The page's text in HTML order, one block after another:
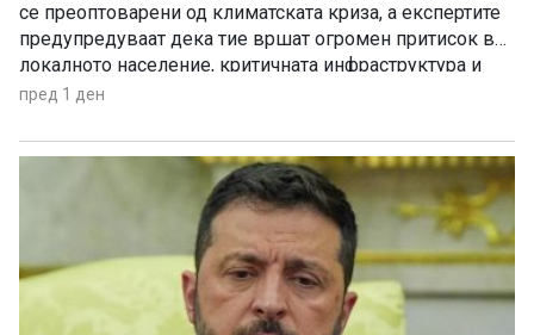
се преоптоварени од климатската криза, а експертите
предупредуваат дека тие вршат огромен притисок врз
локалното население, критичната инфраструктура и
дивиот свет низ целиот регион.
пред 1 ден